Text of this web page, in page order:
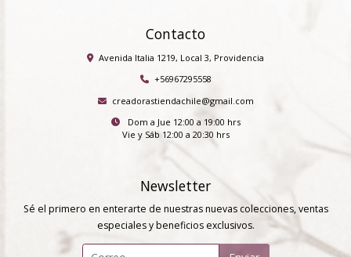
Contacto
Avenida Italia 1219, Local 3, Providencia
+56967295558
creadorastiendachile@gmail.com
Dom a Jue 12:00 a 19:00 hrs
Vie y Sáb 12:00 a 20:30 hrs
Newsletter
Sé el primero en enterarte de nuestras nuevas colecciones, ventas
especiales y beneficios exclusivos.